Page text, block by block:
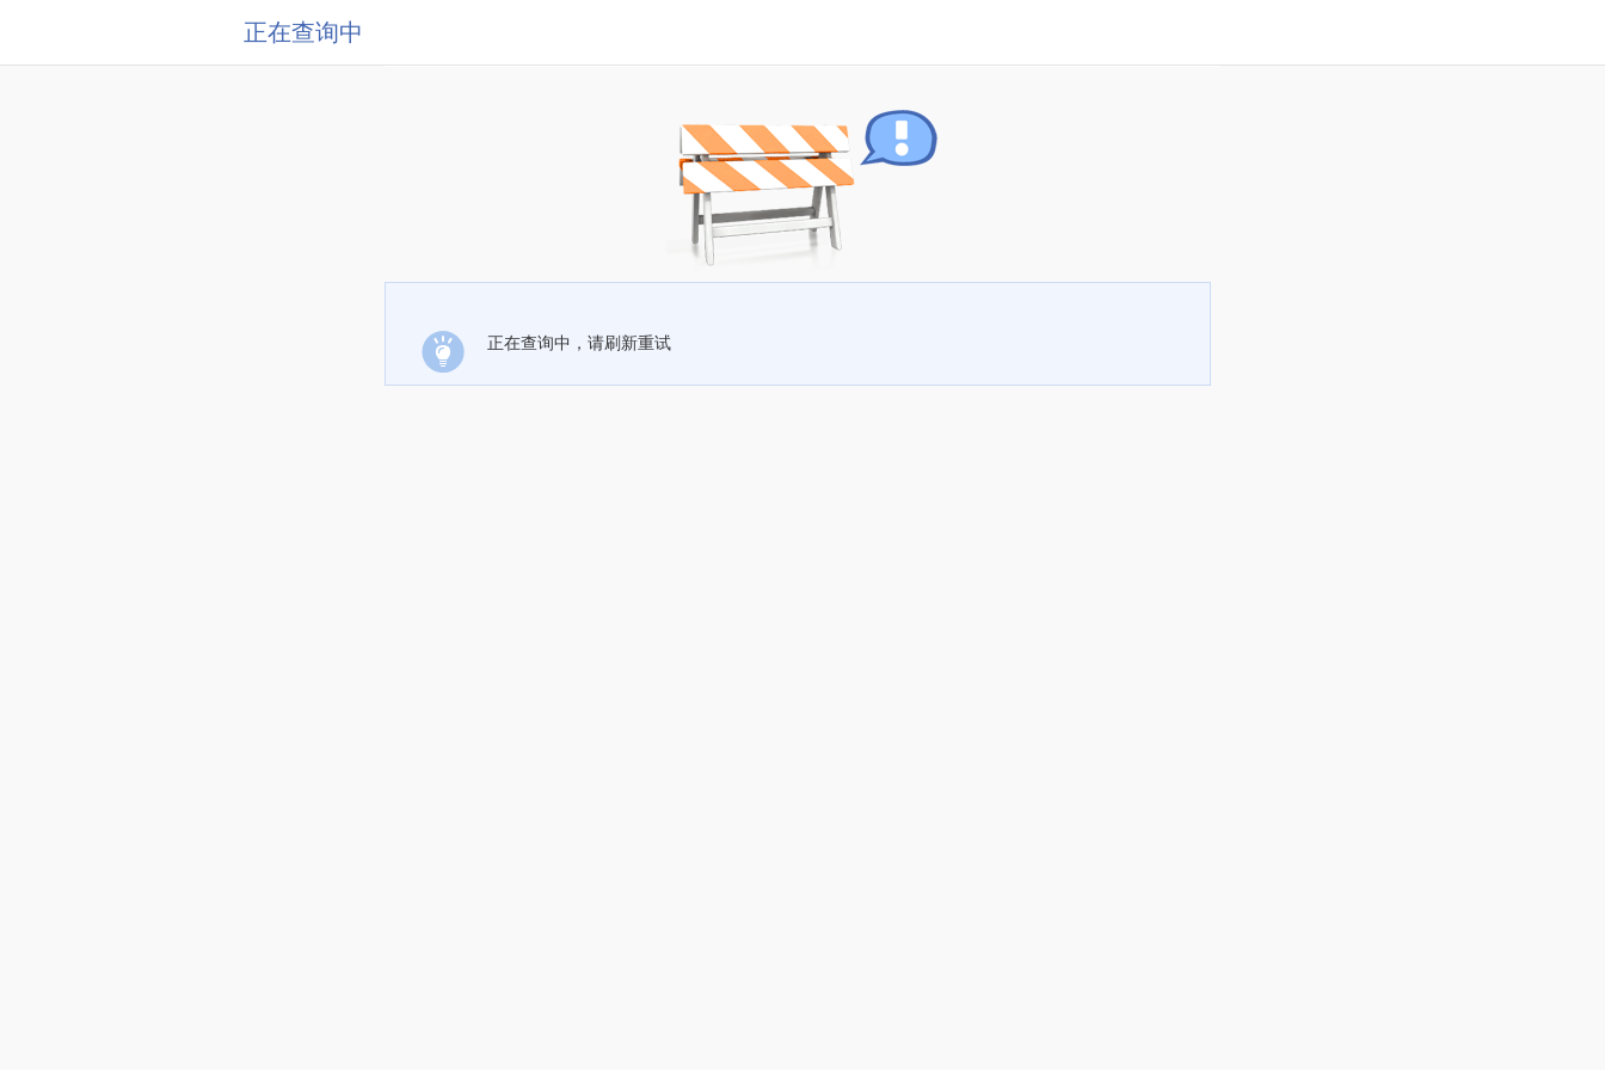
正在查询中
正在查询中，请刷新重试